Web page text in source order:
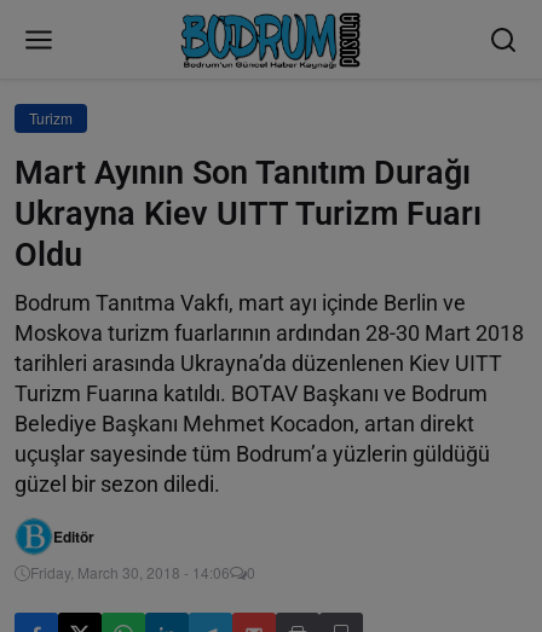
Turizm
Mart Ayının Son Tanıtım Durağı
Ukrayna Kiev UITT Turizm Fuarı
Oldu
Bodrum Tanıtma Vakfı, mart ayı içinde Berlin ve
Moskova turizm fuarlarının ardından 28-30 Mart 2018
tarihleri arasında Ukrayna’da düzenlenen Kiev UITT
Turizm Fuarına katıldı. BOTAV Başkanı ve Bodrum
Belediye Başkanı Mehmet Kocadon, artan direkt
uçuşlar sayesinde tüm Bodrum’a yüzlerin güldüğü
güzel bir sezon diledi.
Editör
Friday, March 30, 2018 - 14:06 0